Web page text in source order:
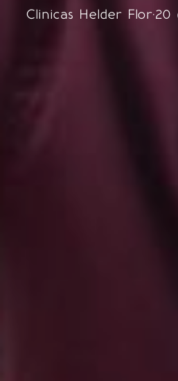
Clinicas Helder Flor·20